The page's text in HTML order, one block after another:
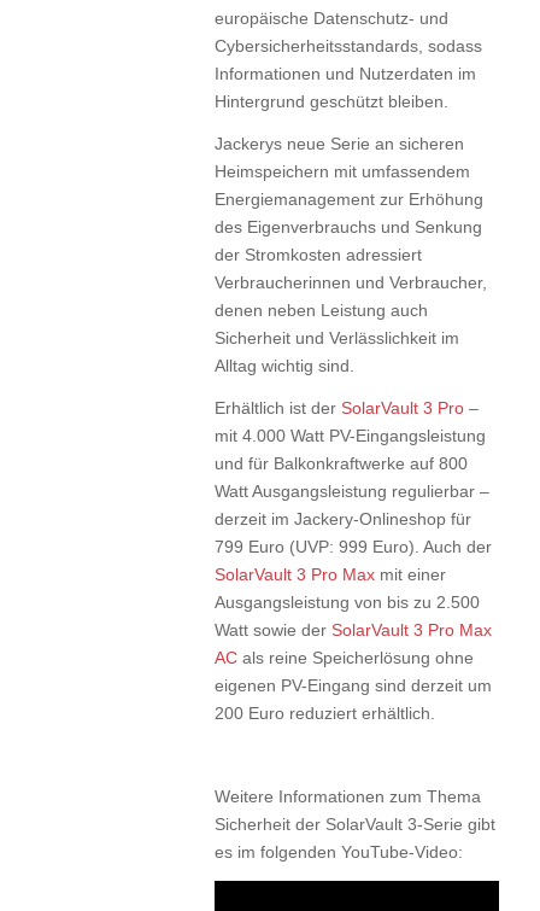
europäische Datenschutz- und
Cybersicherheitsstandards, sodass
Informationen und Nutzerdaten im
Hintergrund geschützt bleiben.
Jackerys neue Serie an sicheren
Heimspeichern mit umfassendem
Energiemanagement zur Erhöhung
des Eigenverbrauchs und Senkung
der Stromkosten adressiert
Verbraucherinnen und Verbraucher,
denen neben Leistung auch
Sicherheit und Verlässlichkeit im
Alltag wichtig sind.
Erhältlich ist der SolarVault 3 Pro–
mit 4.000 Watt PV-Eingangsleistung
und für Balkonkraftwerke auf 800
Watt Ausgangsleistung regulierbar –
derzeit im Jackery-Onlineshop für
799 Euro (UVP: 999 Euro). Auch der
SolarVault 3 Pro Maxmit einer
Ausgangsleistung von bis zu 2.500
Watt sowie der SolarVault 3 Pro Max
ACals reine Speicherlösung ohne
eigenen PV-Eingang sind derzeit um
200 Euro reduziert erhältlich.
Weitere Informationen zum Thema
Sicherheit der SolarVault 3-Serie gibt
es im folgenden YouTube-Video: